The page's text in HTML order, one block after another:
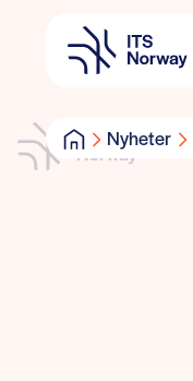
Nyheter